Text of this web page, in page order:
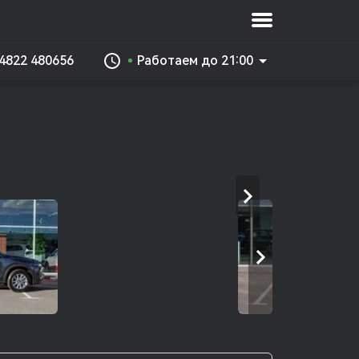
480656 Работаем до 21:00